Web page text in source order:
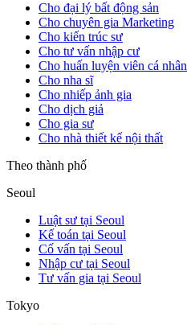
Cho đại lý bất động sản
Cho chuyên gia Marketing
Cho kiến trúc sư
Cho tư vấn nhập cư
Cho huấn luyện viên cá nhân
Cho nha sĩ
Cho nhiếp ảnh gia
Cho dịch giả
Cho gia sư
Cho nhà thiết kế nội thất
Theo thành phố
Seoul
Luật sư tại Seoul
Kế toán tại Seoul
Cố vấn tại Seoul
Nhập cư tại Seoul
Tư vấn gia tại Seoul
Tokyo